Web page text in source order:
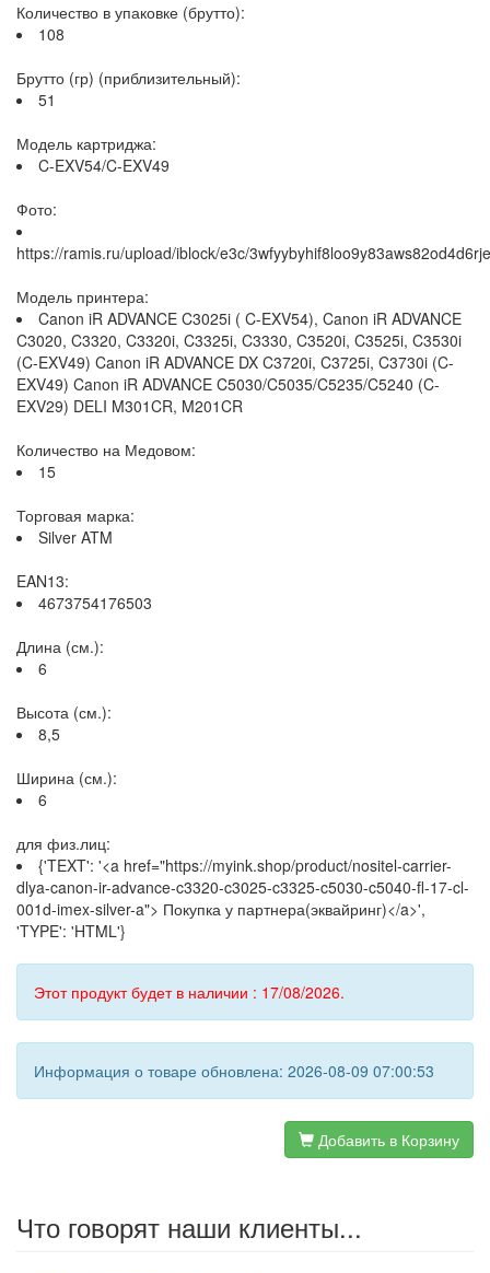
Количество в упаковке (брутто):
108
Брутто (гр) (приблизительный):
51
Модель картриджа:
C-EXV54/C-EXV49
Фото:
https://ramis.ru/upload/iblock/e3c/
Модель принтера:
Canon iR ADVANCE C3025i ( C-EXV54), Canon iR ADVANCE
C3020, C3320, C3320i, C3325i, C3330, C3520i, C3525i, C3530i
(C-EXV49) Canon iR ADVANCE DX C3720i, C3725i, C3730i (C-
EXV49) Canon iR ADVANCE C5030/C5035/C5235/C5240 (C-
EXV29) DELI M301CR, M201CR
Количество на Медовом:
15
Торговая марка:
Silver ATM
EAN13:
4673754176503
Длина (см.):
6
Высота (см.):
8,5
Ширина (см.):
6
для физ.лиц:
{'TEXT': '<a href="https://myink.shop/product/nositel-carrier-
dlya-canon-ir-advance-c3320-c3025-c3325-c5030-c5040-fl-17-cl-
001d-imex-silver-a"> Покупка у партнера(эквайринг)</a>',
'TYPE': 'HTML'}
Этот продукт будет в наличии : 17/08/2026.
Информация о товаре обновлена: 2026-08-09 07:00:53
Добавить в Корзину
Что говорят наши клиенты...